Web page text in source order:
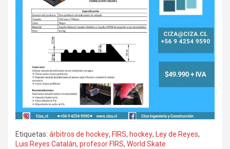
Etiquetas: árbitros de hockey, FIRS, hockey, Ley de Reyes,
Luis Reyes Catalán, profesor FIRS, World Skate